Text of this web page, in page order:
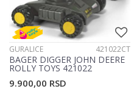
GURALICE 421022CT
BAGER DIGGER JOHN DEERE
ROLLY TOYS 421022
9.900,00 RSD